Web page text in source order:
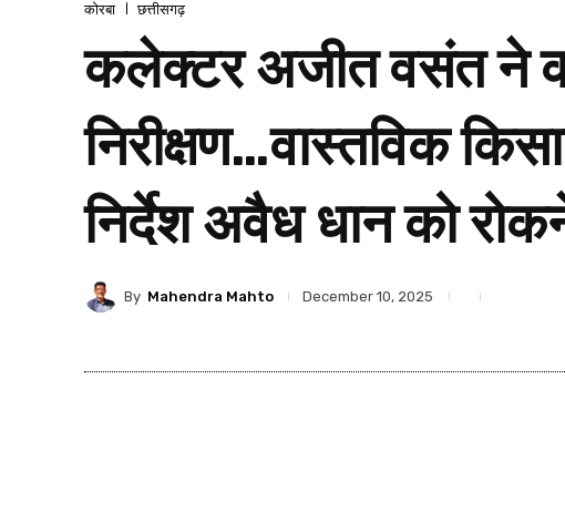
कोरबा छत्तीसगढ़
कलेक्टर अजीत वसंत ने
निरीक्षण…वास्तविक
निर्देश अवैध धान को
By Mahendra Mahto December 10, 2025